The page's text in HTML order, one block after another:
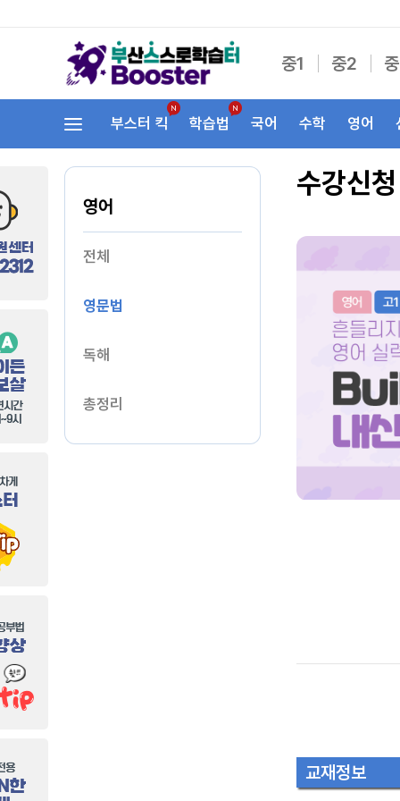
중1 중2
부스터 킥 학습법 국어 수학 영어
영어
전체
영문법
독해
총정리
수강신청
교재정보